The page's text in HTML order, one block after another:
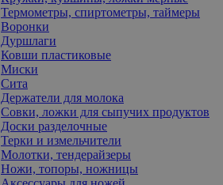
Термометры, спиртометры, таймеры
Воронки
Дуршлаги
Ковши пластиковые
Миски
Сита
Держатели для молока
Совки, ложки для сыпучих продуктов
Доски разделочные
Терки и измельчители
Молотки, тендерайзеры
Ножи, топоры, ножницы